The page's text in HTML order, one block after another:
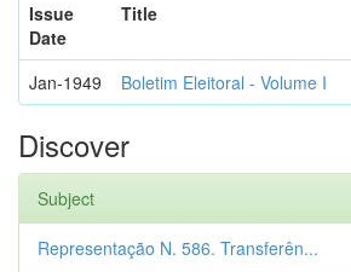
Issue
Date
Title
Jan-1949 Boletim Eleitoral - Volume I
Discover
Subject
Representação N. 586. Transferên...